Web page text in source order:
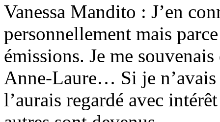
Vanessa Mandito : J’en
personnellement mais
émissions. Je me
Anne-Laure… Si je n’avais
l’aurais regardé avec